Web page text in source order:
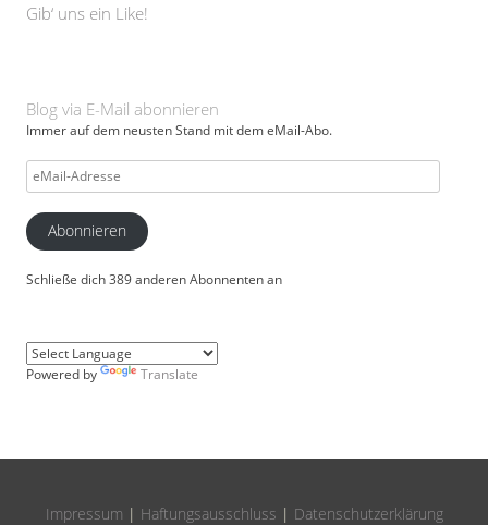
Gib‘ uns ein Like!
Blog via E-Mail abonnieren
Immer auf dem neusten Stand mit dem eMail-Abo.
eMail-
Adresse
Abonnieren
Schließe dich 389 anderen Abonnenten an
Powered by Translate
Impressum | Haftungsausschluss | Datenschutzerklärung